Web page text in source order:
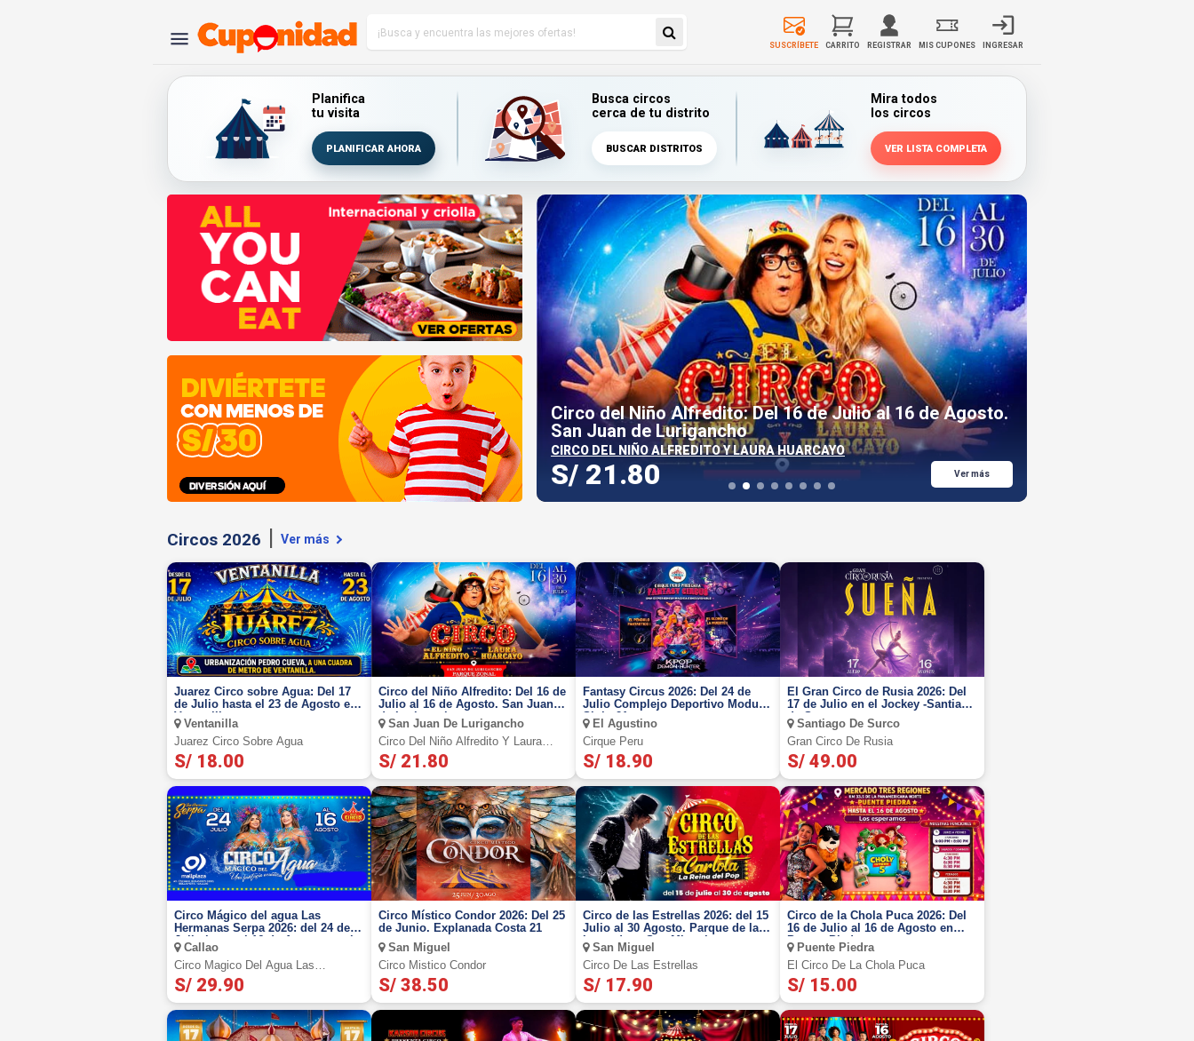
SUSCRÍBETE CARRITO REGISTRAR MIS CUPONES INGRESAR
Planifica
tu visita
PLANIFICAR AHORA
Busca circos
cerca de tu distrito
BUSCAR DISTRITOS
Mira todos
los circos
VER LISTA COMPLETA
Buffet Almuerzo o Cena + Postre + 1 Ice tea en sus 4
Ver más
Circo del Niño Alfredito: Del 16 de Julio al 16 de Agosto.
San Juan de Lurigancho
CIRCO DEL NIÑO ALFREDITO Y LAURA HUARCAYO
S/ 21.80 Ver más
Circos 2026 Ver más
Juarez Circo sobre Agua: Del 17
de Julio hasta el 23 de Agosto en
Ventanilla
Ventanilla
Juarez Circo Sobre Agua
S/ 18.00
Circo del Niño Alfredito: Del 16 de
Julio al 16 de Agosto. San Juan
de Lurigancho
San Juan De Lurigancho
Circo Del Niño Alfredito Y Laura
Huarcayo
S/ 21.80
Fantasy Circus 2026: Del 24 de
Julio Complejo Deportivo Modulo
Siglo 21
El Agustino
Cirque Peru
S/ 18.90
El Gran Circo de Rusia 2026: Del
17 de Julio en el Jockey -Santiago
de Surco
Santiago De Surco
Gran Circo De Rusia
S/ 49.00
Circo Mágico del agua Las
Hermanas Serpa 2026: del 24 de
Julio hasta el 16 de Agosto en el
Mall Plaza Bellavista - Callao
Callao
Circo Magico Del Agua Las
Hermanas Serpa
S/ 29.90
Circo Místico Condor 2026: Del 25
de Junio. Explanada Costa 21
San Miguel
Circo Mistico Condor
S/ 38.50
Circo de las Estrellas 2026: del 15
Julio al 30 Agosto. Parque de las
Leyendas - San Miguel
San Miguel
Circo De Las Estrellas
S/ 17.90
Circo de la Chola Puca 2026: Del
16 de Julio al 16 de Agosto en
Puente Piedra
Puente Piedra
El Circo De La Chola Puca
S/ 15.00